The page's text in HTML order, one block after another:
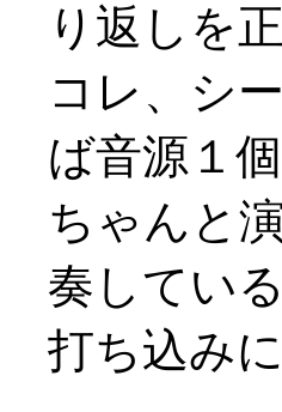
り返しを
コレ、シ
ば音源１
ちゃんと
奏してい
打ち込み